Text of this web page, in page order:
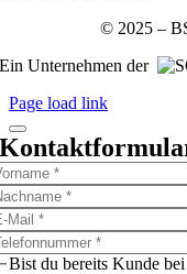
© 2025 –
Ein Unternehmen der
Page load link
Bist du bereits Kunde bei